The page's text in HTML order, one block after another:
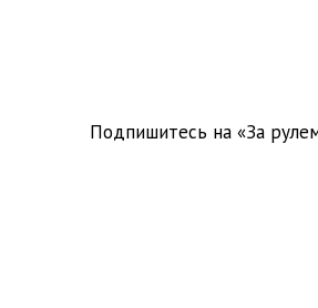
Подпишитесь на «За